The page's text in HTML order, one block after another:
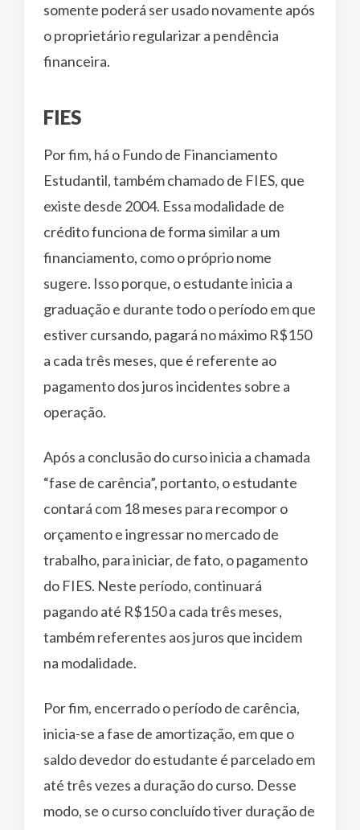
somente poderá ser usado novamente após
o proprietário regularizar a pendência
financeira.
FIES
Por fim, há o Fundo de Financiamento
Estudantil, também chamado de FIES, que
existe desde 2004. Essa modalidade de
crédito funciona de forma similar a um
financiamento, como o próprio nome
sugere. Isso porque, o estudante inicia a
graduação e durante todo o período em que
estiver cursando, pagará no máximo R$150
a cada três meses, que é referente ao
pagamento dos juros incidentes sobre a
operação.
Após a conclusão do curso inicia a chamada
“fase de carência”, portanto, o estudante
contará com 18 meses para recompor o
orçamento e ingressar no mercado de
trabalho, para iniciar, de fato, o pagamento
do FIES. Neste período, continuará
pagando até R$150 a cada três meses,
também referentes aos juros que incidem
na modalidade.
Por fim, encerrado o período de carência,
inicia-se a fase de amortização, em que o
saldo devedor do estudante é parcelado em
até três vezes a duração do curso. Desse
modo, se o curso concluído tiver duração de